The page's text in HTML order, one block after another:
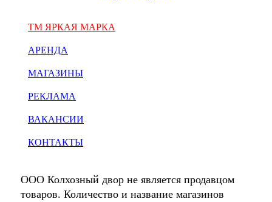
ТМ ЯРКАЯ МАРКА
АРЕНДА
МАГАЗИНЫ
РЕКЛАМА
ВАКАНСИИ
КОНТАКТЫ
ООО Колхозный двор не является продавцом
товаров. Количество и название магазинов